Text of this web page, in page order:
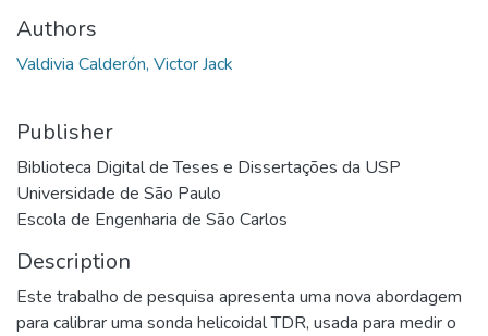
Authors
Valdivia Calderón, Victor Jack
Publisher
Biblioteca Digital de Teses e Dissertações da USP
Universidade de São Paulo
Escola de Engenharia de São Carlos
Description
Este trabalho de pesquisa apresenta uma nova abordagem
para calibrar uma sonda helicoidal TDR, usada para medir o